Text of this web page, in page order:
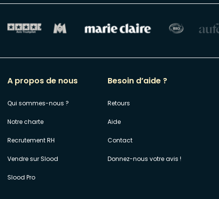
A propos de nous
Qui sommes-nous ?
Notre charte
Recrutement RH
Vendre sur Slood
Slood Pro
Besoin d’aide ?
Retours
Aide
Contact
Donnez-nous votre avis !